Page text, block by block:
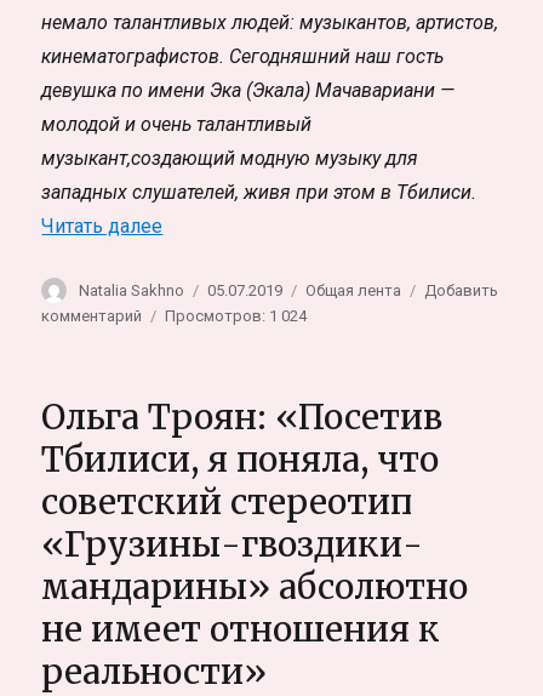
немало талантливых людей: музыкантов, артистов,
кинематографистов. Сегодняшний наш гость
девушка по имени Эка (Экала) Мачавариани —
молодой и очень талантливый
музыкант,создающий модную музыку для
западных слушателей, живя при этом в Тбилиси.
Читать далее«Эка Мачавариани: «За электронной
Автор
Natalia Sakhno Опубликовано
05.07.2019 Рубрики
Общая лента
Добавить
комментарий
«За
электронной
музыкой
большое
будущее!»
Просмотров: 1 024
Ольга Троян: «Посетив
Тбилиси, я поняла, что
советский стереотип
«Грузины-гвоздики-
мандарины» абсолютно
не имеет отношения к
реальности»